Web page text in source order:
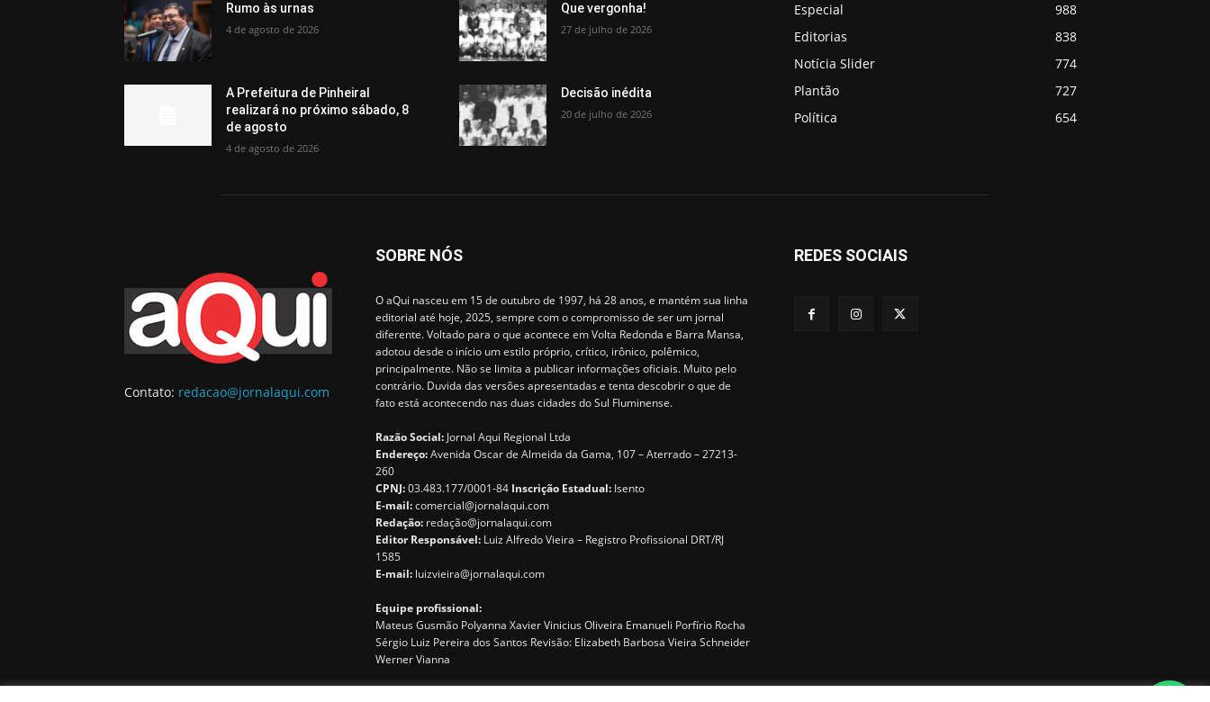
Rumo às urnas
4 de agosto de 2026
A Prefeitura de Pinheiral
realizará no próximo sábado, 8
de agosto
4 de agosto de 2026
Que vergonha!
27 de julho de 2026
Decisão inédita
20 de julho de 2026
Especial
988
Editorias
838
Notícia Slider
774
Plantão
727
Política
654
Contato: redacao@jornalaqui.com
SOBRE NÓS
O aQui nasceu em 15 de outubro de 1997, há 28 anos, e mantém sua linha
editorial até hoje, 2025, sempre com o compromisso de ser um jornal
diferente. Voltado para o que acontece em Volta Redonda e Barra Mansa,
adotou desde o início um estilo próprio, crítico, irônico, polêmico,
principalmente. Não se limita a publicar informações oficiais. Muito pelo
contrário. Duvida das versões apresentadas e tenta descobrir o que de
fato está acontecendo nas duas cidades do Sul Fluminense.
Razão Social: Jornal Aqui Regional Ltda
Endereço:Avenida Oscar de Almeida da Gama, 107 – Aterrado – 27213-
260
CPNJ:03.483.177/0001-84 Inscrição Estadual: Isento
E-mail:comercial@jornalaqui.com
Redação: redação@jornalaqui.com
Editor Responsável: Luiz Alfredo Vieira – Registro Profissional DRT/RJ
1585
E-mail: luizvieira@jornalaqui.com
Equipe profissional:
Mateus Gusmão Polyanna Xavier Vinicius Oliveira Emanueli Porfírio Rocha
Sérgio Luiz Pereira dos Santos Revisão: Elizabeth Barbosa Vieira Schneider
Werner Vianna
REDES SOCIAIS